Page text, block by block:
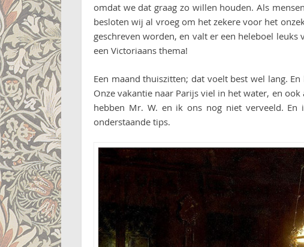
omdat we dat graag zo willen houden. Als
besloten wij al vroeg om het zekere voor het
geschreven worden, en valt er een heleboel
een Victoriaans thema!
Een maand thuiszitten; dat voelt best wel lang.
Onze vakantie naar Parijs viel in het water, en
hebben Mr. W. en ik ons nog niet verveeld.
onderstaande tips.